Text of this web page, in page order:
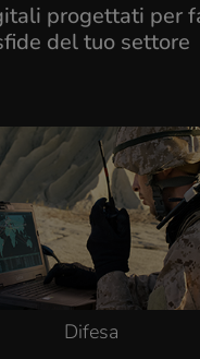
progettati per
del tuo settore
Difesa